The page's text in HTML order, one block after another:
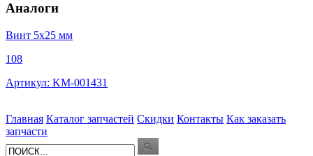
Аналоги
Винт 5х25 мм
108
Артикул: KM-001431
Главная Каталог запчастей Скидки Контакты Как заказать
запчасти